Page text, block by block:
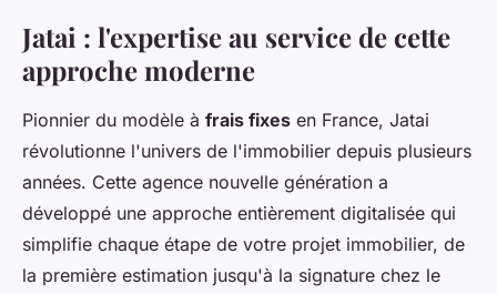
Jatai : l'expertise au service de cette
approche moderne
Pionnier du modèle à frais fixes en France, Jatai
révolutionne l'univers de l'immobilier depuis plusieurs
années. Cette agence nouvelle génération a
développé une approche entièrement digitalisée qui
simplifie chaque étape de votre projet immobilier, de
la première estimation jusqu'à la signature chez le